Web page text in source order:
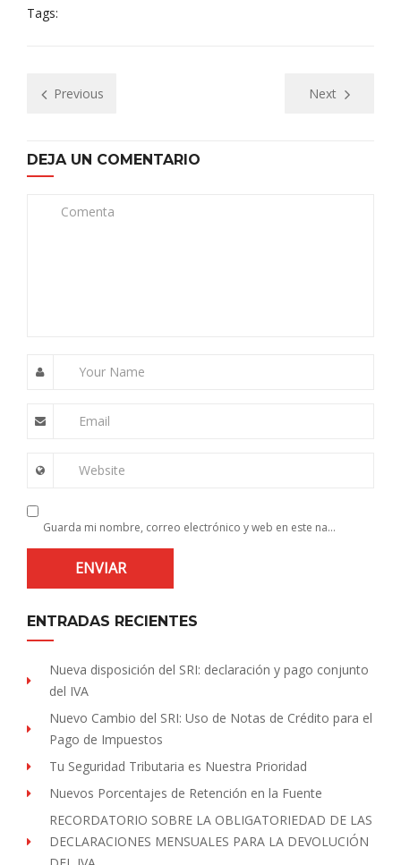
Tags:
Previous Next
DEJA UN COMENTARIO
Comenta
Your Name
Email
Website
Guarda mi nombre, correo electrónico y web en este navegador para la próxima vez que comente.
ENTRADAS RECIENTES
Nueva disposición del SRI: declaración y pago conjunto
del IVA
Nuevo Cambio del SRI: Uso de Notas de Crédito para el
Pago de Impuestos
Tu Seguridad Tributaria es Nuestra Prioridad
Nuevos Porcentajes de Retención en la Fuente
RECORDATORIO SOBRE LA OBLIGATORIEDAD DE LAS
DECLARACIONES MENSUALES PARA LA DEVOLUCIÓN